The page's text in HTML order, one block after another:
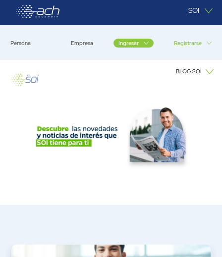
Saltar al contenido principal SOI
Persona Empresa Ingresar Registrarse
BLOG SOI